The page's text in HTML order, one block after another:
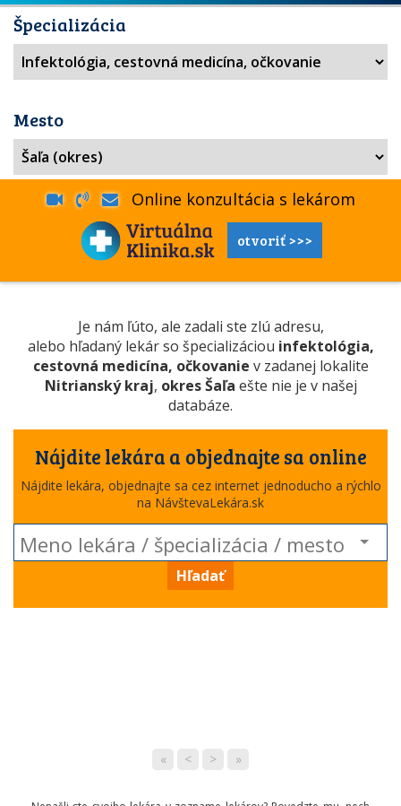
Špecializácia
Mesto
Online konzultácia s lekárom
otvoriť >>>
Je nám ľúto, ale zadali ste zlú adresu,
alebo hľadaný lekár so špecializáciou infektológia,
cestovná medicína, očkovanie v zadanej lokalite
Nitrianský kraj, okres Šaľa ešte nie je v našej
databáze.
Nájdite lekára a objednajte sa online
Nájdite lekára, objednajte sa cez internet jednoducho a rýchlo
na NávštevaLekára.sk
Hľadať
« < > »